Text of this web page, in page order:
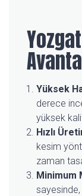
Yüksek
derece
yüksek
Hızlı
kesim
zaman
Minimum